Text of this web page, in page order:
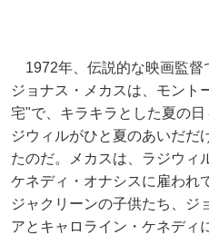
1972年、伝説的な映画監督
ジョナス・メカスは、モント
宅"で、キラキラとした夏の
ジウィルがひと夏のあいだだ
たのだ。メカスは、ラジウィ
ケネディ・オナシスに雇われ
ジャクリーンの子供たち、ジ
アとキャロライン・ケネディ